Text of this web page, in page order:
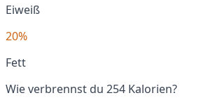
Eiweiß
20%
Fett
Wie verbrennst du 254 Kalorien?